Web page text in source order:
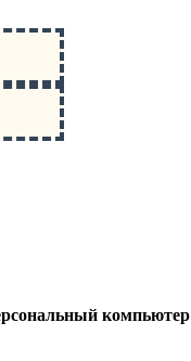
компьютер